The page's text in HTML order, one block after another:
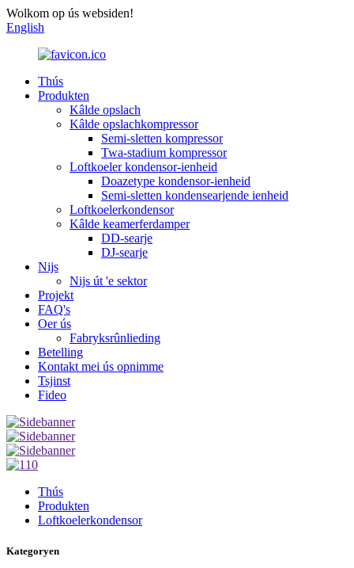
Wolkom op ús websiden!
English
Thús
Produkten
Kâlde opslach
Kâlde opslachkompressor
Semi-sletten kompressor
Twa-stadium kompressor
Loftkoeler kondensor-ienheid
Doazetype kondensor-ienheid
Semi-sletten kondensearjende ienheid
Loftkoelerkondensor
Kâlde keamerferdamper
DD-searje
DJ-searje
Nijs
Nijs út 'e sektor
Projekt
FAQ's
Oer ús
Fabryksrûnlieding
Betelling
Kontakt mei ús opnimme
Tsjinst
Fideo
Thús
Produkten
Loftkoelerkondensor
Kategoryen